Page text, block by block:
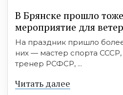
В Брянске прошло
мероприятие для
На праздник пришло
них — мастер спорта
тренер РСФСР, ...
Читать далее